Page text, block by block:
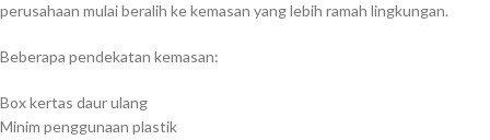
perusahaan mulai beralih ke kemasan yang lebih ramah lingkungan.
Beberapa pendekatan kemasan:
Box kertas daur ulang
Minim penggunaan plastik